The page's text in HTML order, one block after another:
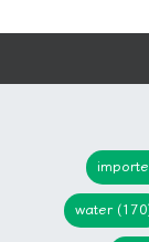
water